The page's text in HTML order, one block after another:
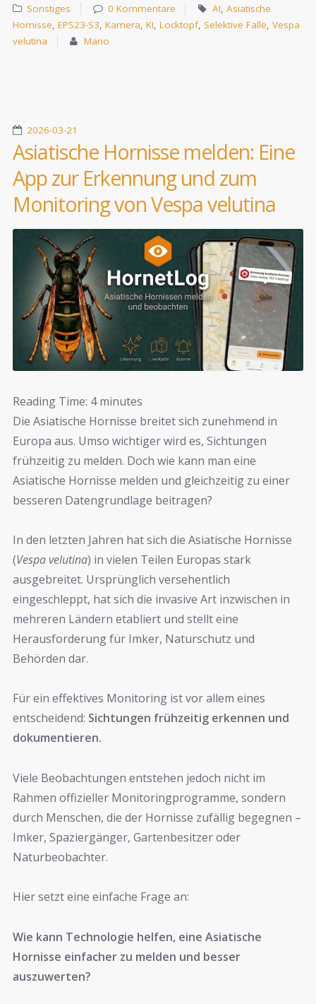
Sonstiges 0 Kommentare AI, Asiatische
Hornisse, EPS23-S3, Kamera, KI, Locktopf, Selektive Falle, Vespa
velutina
Mario
2026-03-21
Asiatische Hornisse melden: Eine
App zur Erkennung und zum
Monitoring von Vespa velutina
Reading Time: 4 minutes
Die Asiatische Hornisse breitet sich zunehmend in
Europa aus. Umso wichtiger wird es, Sichtungen
frühzeitig zu melden. Doch wie kann man eine
Asiatische Hornisse melden und gleichzeitig zu einer
besseren Datengrundlage beitragen?
In den letzten Jahren hat sich die Asiatische Hornisse
(Vespa velutina) in vielen Teilen Europas stark
ausgebreitet. Ursprünglich versehentlich
eingeschleppt, hat sich die invasive Art inzwischen in
mehreren Ländern etabliert und stellt eine
Herausforderung für Imker, Naturschutz und
Behörden dar.
Für ein effektives Monitoring ist vor allem eines
entscheidend: Sichtungen frühzeitig erkennen und
dokumentieren.
Viele Beobachtungen entstehen jedoch nicht im
Rahmen offizieller Monitoringprogramme, sondern
durch Menschen, die der Hornisse zufällig begegnen –
Imker, Spaziergänger, Gartenbesitzer oder
Naturbeobachter.
Hier setzt eine einfache Frage an:
Wie kann Technologie helfen, eine Asiatische
Hornisse einfacher zu melden und besser
auszuwerten?